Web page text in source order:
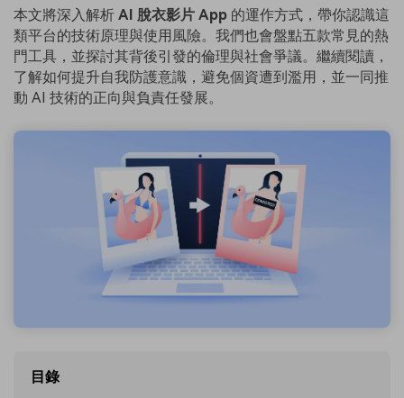
本文將深入解析 AI 脫衣影片 App 的運作方式，帶你認識這
類平台的技術原理與使用風險。我們也會盤點五款常見的熱
門工具，並探討其背後引發的倫理與社會爭議。繼續閱讀，
了解如何提升自我防護意識，避免個資遭到濫用，並一同推
動 AI 技術的正向與負責任發展。
目錄